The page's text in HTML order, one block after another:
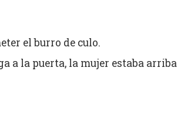
el burro de culo.
a la puerta, la mujer estaba arriba